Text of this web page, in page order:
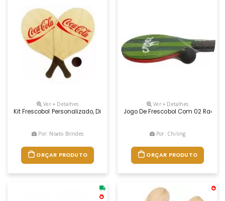
Ver + Detalhes
Kit Frescobol Personalizado, Dimensões 44 X 19 Cm, Cor Bege, Materia
Por: Noato Brindes
ORÇAR PRODUTO
Ver + Detalhes
Jogo De Frescobol Com 02
Por: Chiling
ORÇAR PRODUTO